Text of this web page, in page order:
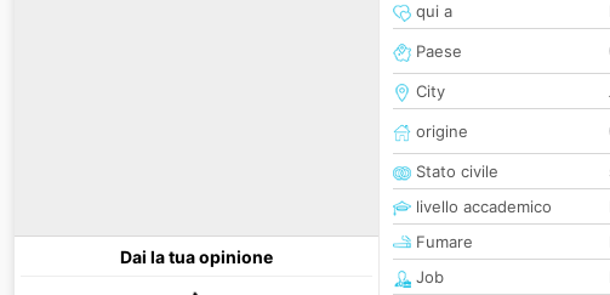
Dai la tua opinione
qui a
Paese
City
origine
Stato civile
livello accademico
Fumare
Job